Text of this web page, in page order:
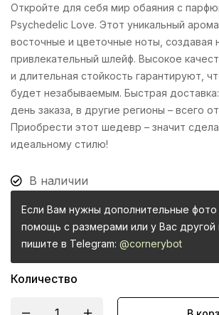
Откройте для себя мир обаяния с
Psychedelic Love. Этот уникальный
восточные и цветочные ноты, создавая
привлекательный шлейф. Высокое
и длительная стойкость гарантируют,
будет незабываемым. Быстрая
день заказа, в другие регионы – всего
Приобрести этот шедевр – значит
идеальному стилю!
В наличии
Если Вам нужны дополнительные фото
помощь с размерами или у Вас другой
пишите в Telegram: @cornerybot
Количество